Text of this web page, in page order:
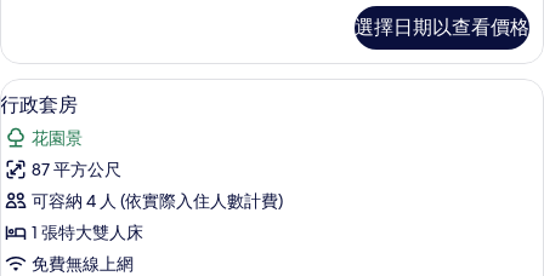
Twin
Bed
的
所
有
相
片
View
Double
or
Twin
Bed
的
詳
情
選擇日期以查看價格
顯
示
行
政
套
房
行政套房 | 迷你吧、書桌、遮光布/窗
24
行政套房
花園景
87 平方公尺
可容納 4 人 (依實際入住人數計費)
1 張特大雙人床
免費無線上網